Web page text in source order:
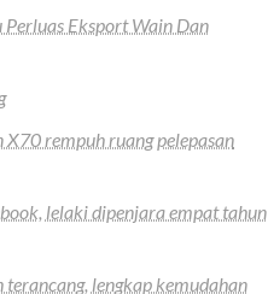
Eksport Wain Dan
rempuh ruang pelepasan
lelaki dipenjara empat tahun
lengkap kemudahan